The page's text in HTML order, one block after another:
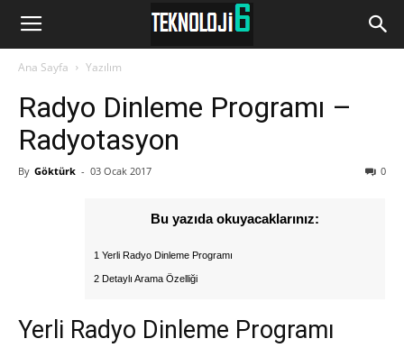
www.Teknoloji6.com
Ana Sayfa Yazılım
Radyo Dinleme Programı –
Radyotasyon
By Göktürk - 03 Ocak 2017 0
Bu yazıda okuyacaklarınız:
1 Yerli Radyo Dinleme Programı
2 Detaylı Arama Özelliği
Yerli Radyo Dinleme Programı